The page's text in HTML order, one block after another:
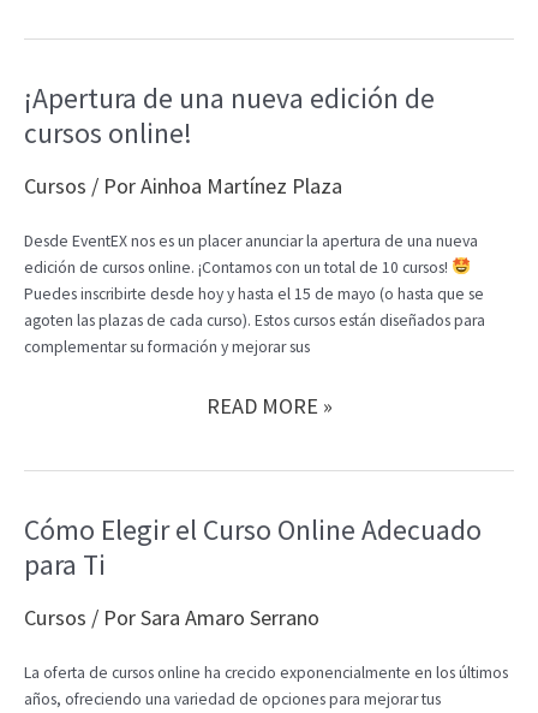
DE
EVENTEX!
¡Apertura de una nueva edición de
cursos online!
Cursos / PorAinhoa Martínez Plaza
Desde EventEX nos es un placer anunciar la apertura de una nueva
edición de cursos online. ¡Contamos con un total de 10 cursos!
Puedes inscribirte desde hoy y hasta el 15 de mayo (o hasta que se
agoten las plazas de cada curso). Estos cursos están diseñados para
complementar su formación y mejorar sus
¡APERTURA
DE
READ MORE »
Cómo Elegir el Curso Online Adecuado
para Ti
Cursos / PorSara Amaro Serrano
La oferta de cursos online ha crecido exponencialmente en los últimos
años, ofreciendo una variedad de opciones para mejorar tus